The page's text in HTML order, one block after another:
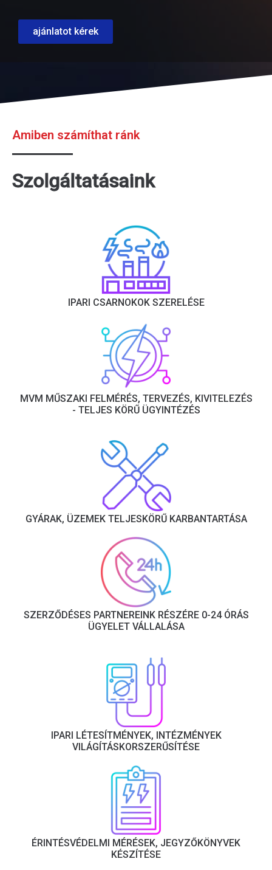
ajánlatot kérek
Amiben számíthat ránk
Szolgáltatásaink
IPARI CSARNOKOK SZERELÉSE
MVM MŰSZAKI FELMÉRÉS, TERVEZÉS, KIVITELEZÉS
- TELJES KÖRŰ ÜGYINTÉZÉS
GYÁRAK, ÜZEMEK TELJESKÖRŰ KARBANTARTÁSA
SZERZŐDÉSES PARTNEREINK RÉSZÉRE 0-24 ÓRÁS
ÜGYELET VÁLLALÁSA
IPARI LÉTESÍTMÉNYEK, INTÉZMÉNYEK
VILÁGÍTÁSKORSZERŰSÍTÉSE
ÉRINTÉSVÉDELMI MÉRÉSEK, JEGYZŐKÖNYVEK
KÉSZÍTÉSE